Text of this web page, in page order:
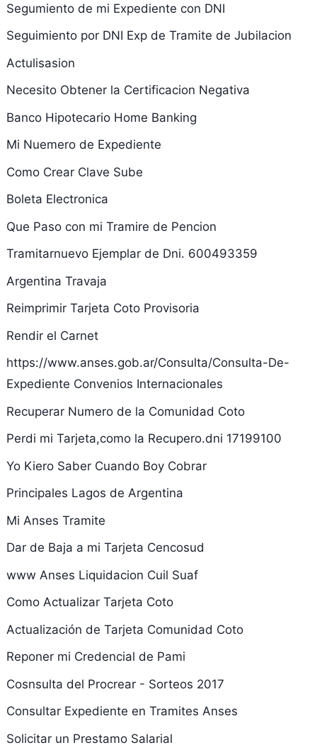
Segumiento de mi Expediente con DNI
Seguimiento por DNI Exp de Tramite de Jubilacion
Actulisasion
Necesito Obtener la Certificacion Negativa
Banco Hipotecario Home Banking
Mi Nuemero de Expediente
Como Crear Clave Sube
Boleta Electronica
Que Paso con mi Tramire de Pencion
Tramitarnuevo Ejemplar de Dni. 600493359
Argentina Travaja
Reimprimir Tarjeta Coto Provisoria
Rendir el Carnet
https://www.anses.gob.ar/Consulta/Consulta-De-
Expediente Convenios Internacionales
Recuperar Numero de la Comunidad Coto
Perdi mi Tarjeta,como la Recupero.dni 17199100
Yo Kiero Saber Cuando Boy Cobrar
Principales Lagos de Argentina
Mi Anses Tramite
Dar de Baja a mi Tarjeta Cencosud
www Anses Liquidacion Cuil Suaf
Como Actualizar Tarjeta Coto
Actualización de Tarjeta Comunidad Coto
Reponer mi Credencial de Pami
Cosnsulta del Procrear - Sorteos 2017
Consultar Expediente en Tramites Anses
Solicitar un Prestamo Salarial